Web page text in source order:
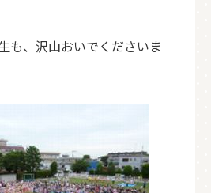
も、沢山おいでくださいま